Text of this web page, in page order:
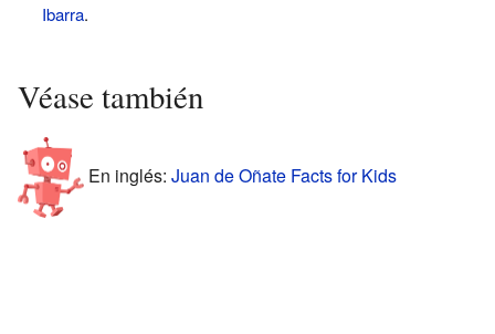
Ibarra.
Véase también
En inglés: Juan de Oñate Facts for Kids